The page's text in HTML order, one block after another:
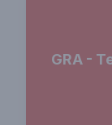
GRA -